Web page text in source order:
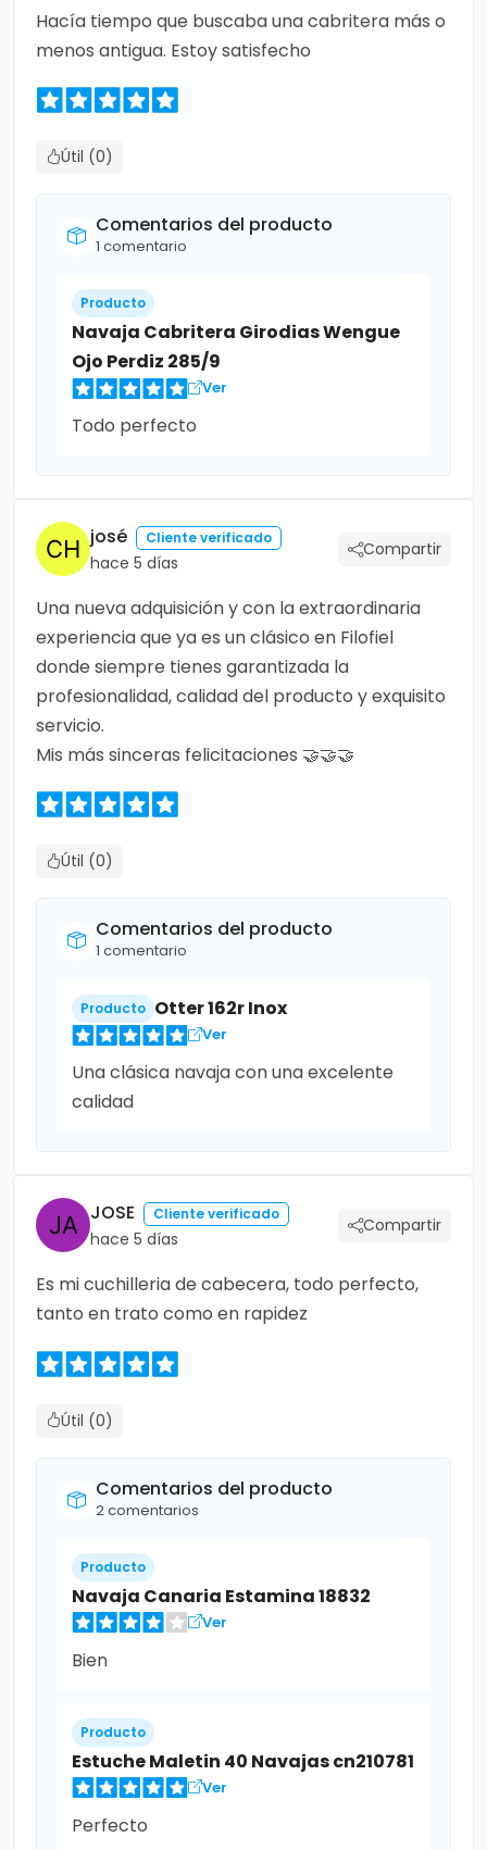
Hacía tiempo que buscaba una cabritera más o
menos antigua. Estoy satisfecho
Útil (0)
Comentarios del producto
1 comentario
Producto
Navaja Cabritera Girodias Wengue
Ojo Perdiz 285/9
Ver
Todo perfecto
josé Cliente verificado
hace 5 días
Compartir
Una nueva adquisición y con la extraordinaria
experiencia que ya es un clásico en Filofiel
donde siempre tienes garantizada la
profesionalidad, calidad del producto y exquisito
servicio.
Mis más sinceras felicitaciones 🤝🤝🤝
Útil (0)
Comentarios del producto
1 comentario
Producto Otter 162r Inox
Ver
Una clásica navaja con una excelente
calidad
JOSE Cliente verificado
hace 5 días
Compartir
Es mi cuchilleria de cabecera, todo perfecto,
tanto en trato como en rapidez
Útil (0)
Comentarios del producto
2 comentarios
Producto
Navaja Canaria Estamina 18832
Ver
Bien
Producto
Estuche Maletin 40 Navajas cn210781
Ver
Perfecto